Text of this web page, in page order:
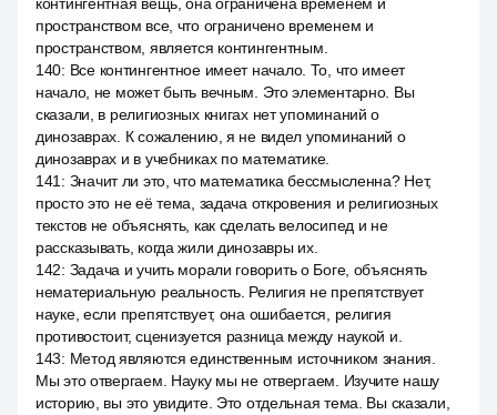
пространством все, что ограничено временем и
пространством, является контингентным.
140: Все контингентное имеет начало. То, что имеет
начало, не может быть вечным. Это элементарно. Вы
сказали, в религиозных книгах нет упоминаний о
динозаврах. К сожалению, я не видел упоминаний о
динозаврах и в учебниках по математике.
141 : Значит ли это, что математика бессмысленна? Нет,
просто это не её тема, задача откровения и религиозных
текстов не объяснять, как сделать велосипед и не
рассказывать, когда жили динозавры их.
142: Задача и учить морали говорить о Боге, объяснять
нематериальную реальность. Религия не препятствует
науке, если препятствует, она ошибается, религия
противостоит, сценизуется разница между наукой и.
143: Метод являются единственным источником знания.
Мы это отвергаем. Науку мы не отвергаем. Изучите нашу
историю, вы это увидите. Это отдельная тема. Вы сказали,